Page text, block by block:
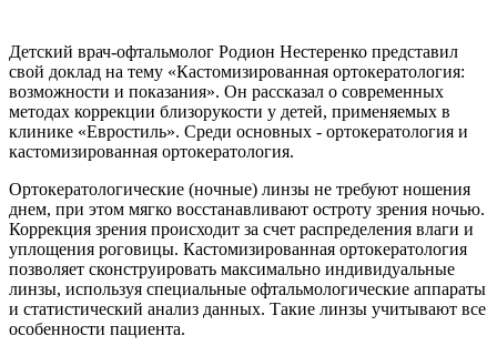
Детский врач-офтальмолог Родион Нестеренко представил
свой доклад на тему «Кастомизированная ортокератология:
возможности и показания». Он рассказал о современных
методах коррекции близорукости у детей, применяемых в
клинике «Евростиль». Среди основных - ортокератология и
кастомизированная ортокератология.
Ортокератологические (ночные) линзы не требуют ношения
днем, при этом мягко восстанавливают остроту зрения ночью.
Коррекция зрения происходит за счет распределения влаги и
уплощения роговицы. Кастомизированная ортокератология
позволяет сконструировать максимально индивидуальные
линзы, используя специальные офтальмологические аппараты
и статистический анализ данных. Такие линзы учитывают все
особенности пациента.